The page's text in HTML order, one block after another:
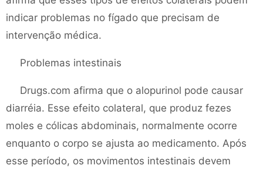
indicar problemas no fígado que precisam de
intervenção médica.
Problemas intestinais
Drugs.com afirma que o alopurinol pode causar
diarréia. Esse efeito colateral, que produz fezes
moles e cólicas abdominais, normalmente ocorre
enquanto o corpo se ajusta ao medicamento. Após
esse período, os movimentos intestinais devem